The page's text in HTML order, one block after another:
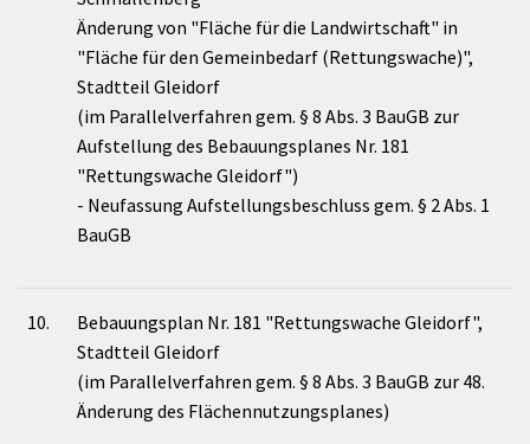
Änderung von "Fläche für die Landwirtschaft" in
"Fläche für den Gemeinbedarf (Rettungswache)",
Stadtteil Gleidorf
(im Parallelverfahren gem. § 8 Abs. 3 BauGB zur
Aufstellung des Bebauungsplanes Nr. 181
"Rettungswache Gleidorf")
- Neufassung Aufstellungsbeschluss gem. § 2 Abs. 1
BauGB
10.
Bebauungsplan Nr. 181 "Rettungswache Gleidorf",
Stadtteil Gleidorf
(im Parallelverfahren gem. § 8 Abs. 3 BauGB zur 48.
Änderung des Flächennutzungsplanes)